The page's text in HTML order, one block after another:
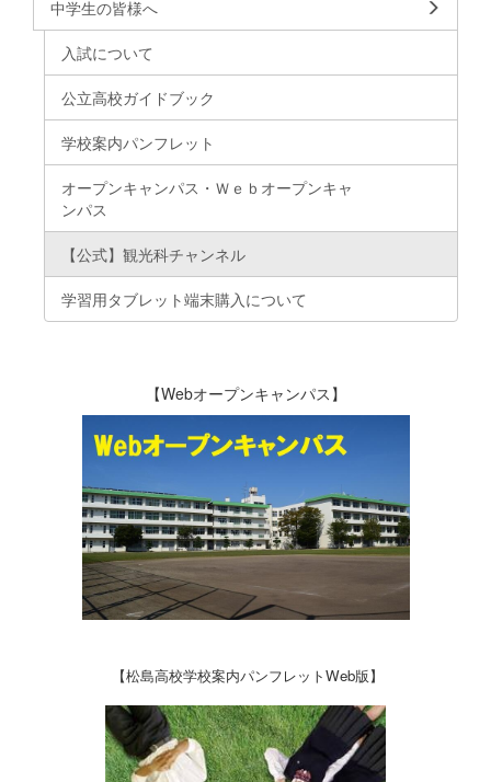
中学生の皆様へ
入試について
公立高校ガイドブック
学校案内パンフレット
オープンキャンパス・Ｗｅｂオープンキャ
ンパス
【公式】観光科チャンネル
学習用タブレット端末購入について
【Webオープンキャンパス】
【松島高校学校案内パンフレットWeb版】